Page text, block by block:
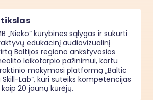
įsidarbinimą, didina rinkos
ir lėtina viso sektoriaus
kultūrinio turinio
ir prieinamumas: Baltijos regiono
reprezentuojama
medijose, o tradicinės edukacijos
šiuolaikinės auditorijos
todėl ribojamas kultūrinis turizmas,
„Nieko“ kūrybines sąlygas ir sukurti
edukacinį audiovizualinį
Baltijos regiono ankstyvosios
laikotarpio pažinimui, kartu
mokymosi platformą „Baltic
Skill-Lab“, kuri suteiks kompetencijas
20 jaunų kūrėjų.